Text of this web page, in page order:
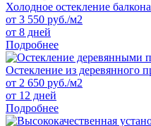
Холодное остекление
от 3 550 руб./м2
от 8 дней
Подробнее
Остекление из деревянного
от 2 650 руб./м2
от 12 дней
Подробнее